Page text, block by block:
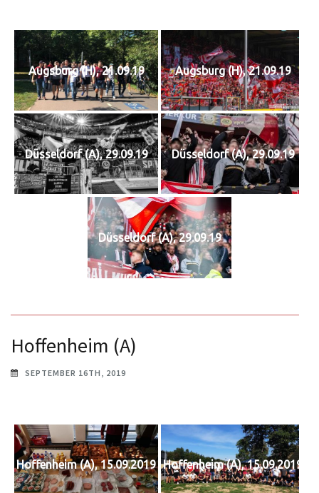
Augsburg (H), 21.09.19 Augsburg (H), 21.09.19
Düsseldorf (A), 29.09.19 Düsseldorf (A), 29.09.19
Düsseldorf (A), 29.09.19
Hoffenheim (A)
SEPTEMBER 16TH, 2019
Hoffenheim (A), 15.09.2019 Hoffenheim (A), 15.09.2019